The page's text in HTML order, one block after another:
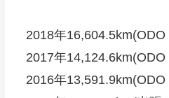
2018年
2017年
2016年13,591.9km(ODO